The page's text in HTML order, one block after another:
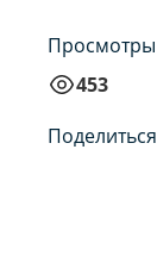
Просмотры
453
Поделиться